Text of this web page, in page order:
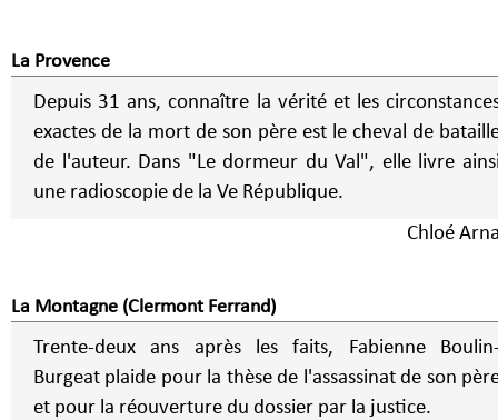
La Provence
Depuis 31 ans, connaître la vérité et les
exactes de la mort de son père est le cheval de
de l'auteur. Dans "Le dormeur du Val", elle livre
une radioscopie de la Ve République.
Chloé
La Montagne (Clermont Ferrand)
Trente-deux ans après les faits, Fabienne
Burgeat plaide pour la thèse de l'assassinat de son
et pour la réouverture du dossier par la justice.